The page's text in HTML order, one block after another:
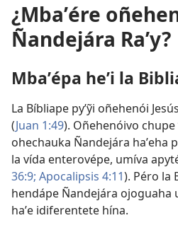
¿Mbaʼére
Ñandejára Raʼy?
Mbaʼépa heʼi la
La Bíbliape pyʼỹi oñehenói
(Juan 1:49). Oñehenóivo chupe
ohechauka Ñandejára haʼeha
la vída enterovépe, umíva
36:9; Apocalipsis 4:11). Péro la
hendápe Ñandejára
haʼe idiferentete hína.